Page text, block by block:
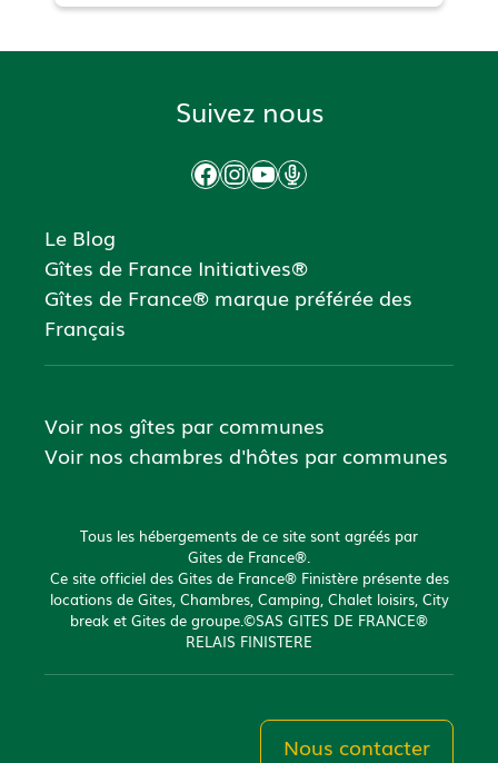
Suivez nous
Facebook
Instagram
YouTube
Podcast
Le Blog
Gîtes de France Initiatives®
Gîtes de France® marque préférée des
Français
Voir nos gîtes par communes
Voir nos chambres d'hôtes par communes
Tous les hébergements de ce site sont agréés par
Gites de France®.
Ce site officiel des Gites de France® Finistère présente des
locations de Gites, Chambres, Camping, Chalet loisirs, City
break et Gites de groupe.©SAS GITES DE FRANCE®
RELAIS FINISTERE
Nous contacter